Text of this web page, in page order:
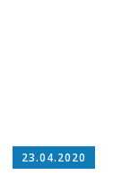
23.04.2020